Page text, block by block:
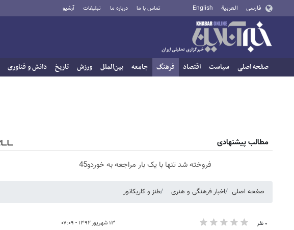
فارسی العربية English تماس با ما درباره ما تبلیغات آرشیو
صفحه اصلی سیاست اقتصاد فرهنگ جامعه بین‌الملل ورزش تاریخ دانش و فناوری
مطالب پیشنهادی
فروخته شد تنها با یک بار مراجعه به خوردو45
صفحه اصلی اخبار فرهنگی و هنری طنز و کاریکاتور
۰ نفر ۱۳ شهریور ۱۳۹۲ - ۰۷:۰۹